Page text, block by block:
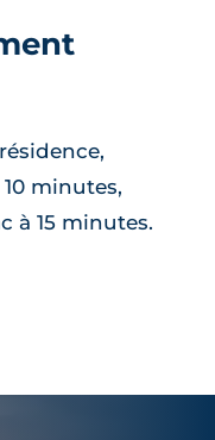
minutes,
à 15 minutes.